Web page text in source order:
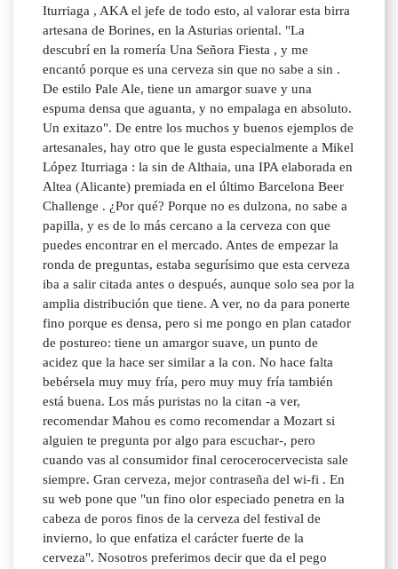
Iturriaga , AKA el jefe de todo esto, al valorar esta birra
artesana de Borines, en la Asturias oriental. "La
descubrí en la romería Una Señora Fiesta , y me
encantó porque es una cerveza sin que no sabe a sin .
De estilo Pale Ale, tiene un amargor suave y una
espuma densa que aguanta, y no empalaga en absoluto.
Un exitazo". De entre los muchos y buenos ejemplos de
artesanales, hay otro que le gusta especialmente a Mikel
López Iturriaga : la sin de Althaia, una IPA elaborada en
Altea (Alicante) premiada en el último Barcelona Beer
Challenge . ¿Por qué? Porque no es dulzona, no sabe a
papilla, y es de lo más cercano a la cerveza con que
puedes encontrar en el mercado. Antes de empezar la
ronda de preguntas, estaba segurísimo que esta cerveza
iba a salir citada antes o después, aunque solo sea por la
amplia distribución que tiene. A ver, no da para ponerte
fino porque es densa, pero si me pongo en plan catador
de postureo: tiene un amargor suave, un punto de
acidez que la hace ser similar a la con. No hace falta
bebérsela muy muy fría, pero muy muy fría también
está buena. Los más puristas no la citan -a ver,
recomendar Mahou es como recomendar a Mozart si
alguien te pregunta por algo para escuchar-, pero
cuando vas al consumidor final cerocerocervecista sale
siempre. Gran cerveza, mejor contraseña del wi-fi . En
su web pone que "un fino olor especiado penetra en la
cabeza de poros finos de la cerveza del festival de
invierno, lo que enfatiza el carácter fuerte de la
cerveza". Nosotros preferimos decir que da el pego